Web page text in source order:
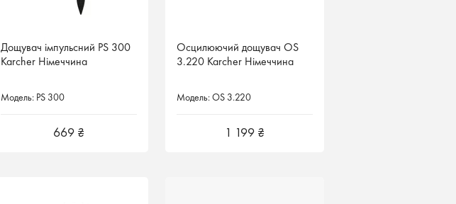
Дощувач імпульсний PS 300
Karcher Німеччина
Модель: PS 300
669 ₴
Осцилюючий дощувач OS
3.220 Karcher Німеччина
Модель: OS 3.220
1 199 ₴